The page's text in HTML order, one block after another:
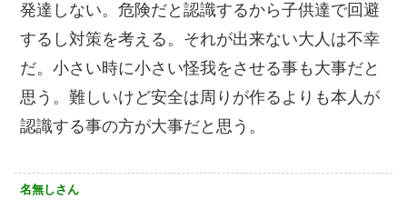
発達しない。危険だと認識するから子供達で回避
するし対策を考える。それが出来ない大人は不幸
だ。小さい時に小さい怪我をさせる事も大事だと
思う。難しいけど安全は周りが作るよりも本人が
認識する事の方が大事だと思う。
名無しさん